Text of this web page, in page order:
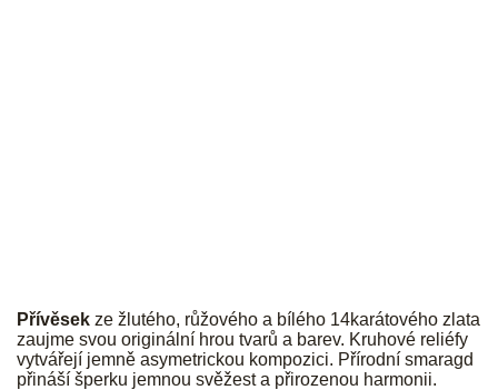
Přívěsek ze žlutého, růžového a bílého 14karátového zlata
zaujme svou originální hrou tvarů a barev. Kruhové reliéfy
vytvářejí jemně asymetrickou kompozici. Přírodní smaragd
přináší šperku jemnou svěžest a přirozenou harmonii.